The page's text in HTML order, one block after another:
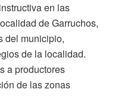
en las
de Garruchos,
del municipio,
de la localidad.
a productores
de las zonas